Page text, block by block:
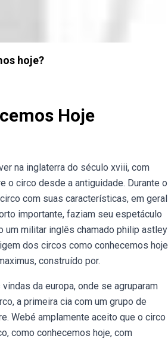
hoje?
Hoje
na inglaterra do século xviii, com
o circo desde a antiguidade. Durante o
com suas características, em geral
importante, faziam seu espetáculo
um militar inglês chamado philip astley
dos circos como conhecemos hoje
construído por.
da europa, onde se agruparam
a primeira cia com um grupo de
Webé amplamente aceito que o circo
como conhecemos hoje, com